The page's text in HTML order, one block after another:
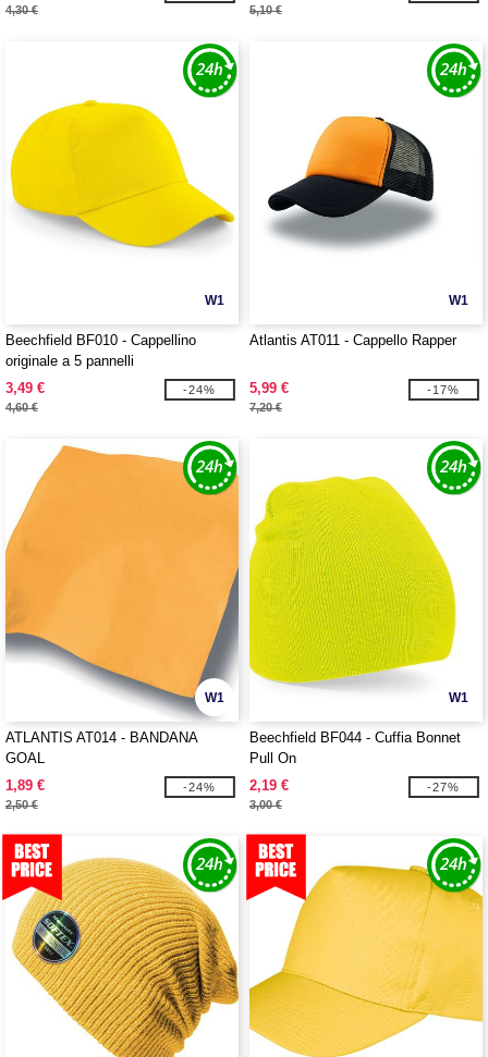
4,30 € 5,10 €
W1
Beechfield BF010 - Cappellino
originale a 5 pannelli
3,49 €
4,60 €
-24%
W1
Atlantis AT011 - Cappello Rapper
5,99 €
7,20 €
-17%
W1
ATLANTIS AT014 - BANDANA
GOAL
1,89 €
2,50 €
-24%
W1
Beechfield BF044 - Cuffia Bonnet
Pull On
2,19 €
3,00 €
-27%